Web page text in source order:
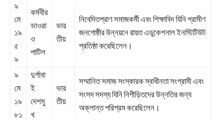
৯
মে
১৯
৫
৯
কর্মবীর
ভাওরা
ও
পাটিল
ভার
তীয়
নিবেদিতপ্রাণ সমাজকর্মী এবং শিক্ষাবিদ যিনি গ্রামীণ
জনগোষ্ঠীর উন্নয়নে রায়ত এডুকেশনাল ইনস্টিটিউট
প্রতিষ্ঠা করেছিলেন।
৯
মে
১৯
৮১
দুর্গাবা
ই
দেশমু
খ
ভার
তীয়
সম্মানিত সমাজ সংস্কারক স্বাধীনতা সংগ্রামী এবং
সংসদ সদস্য যিনি নিপীড়িতদের উন্নতির জন্য
অক্লান্ত পরিশ্রম করেছিলেন।